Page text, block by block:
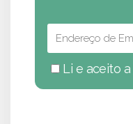
Li e aceito a